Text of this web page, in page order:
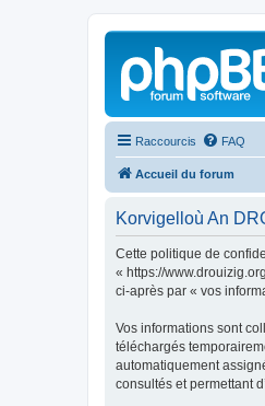
Raccourcis FAQ
Accueil du forum
Korvigelloù An
Cette politique de
« https://
ci-après par « vos
Vos informations sont
téléchargés
automatiquement
consultés et permettant